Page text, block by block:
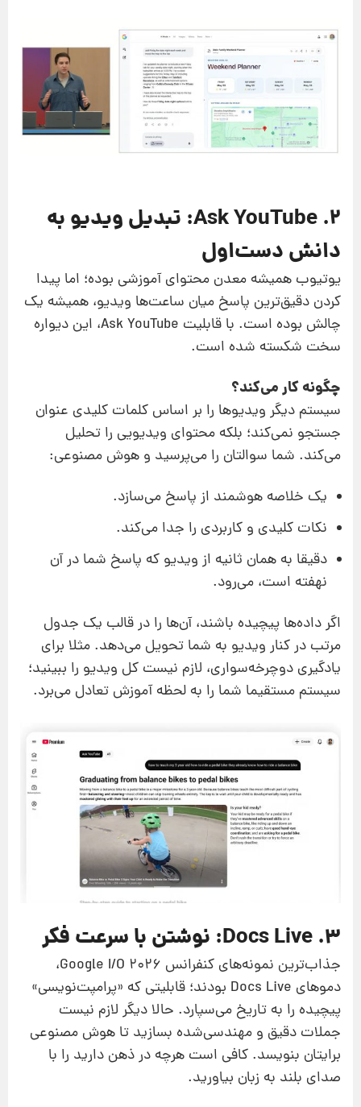
۲. Ask YouTube: تبدیل ویدیو به
دانش دست‌اول
یوتیوب همیشه معدن محتوای آموزشی بوده؛ اما پیدا
کردن دقیق‌ترین پاسخ میان ساعت‌ها ویدیو، همیشه یک
چالش بوده است. با قابلیت Ask YouTube، این دیواره‌
سخت شکسته شده است.
چگونه کار می‌کند؟
سیستم دیگر ویدیوها را بر اساس کلمات کلیدی عنوان
جستجو نمی‌کند؛ بلکه محتوای ویدیویی را تحلیل
می‌کند. شما سوالتان را می‌پرسید و هوش مصنوعی:
یک خلاصه‌ هوشمند از پاسخ می‌سازد.
نکات کلیدی و کاربردی را جدا می‌کند.
دقیقا به همان ثانیه‌ از ویدیو که پاسخ شما در آن
نهفته است، می‌رود.
اگر داده‌ها پیچیده باشند، آن‌ها را در قالب یک جدول
مرتب در کنار ویدیو به شما تحویل می‌دهد. مثلا برای
یادگیری دوچرخه‌سواری، لازم نیست کل ویدیو را ببینید؛
سیستم مستقیما شما را به لحظه‌ آموزش تعادل می‌برد.
۳. Docs Live: نوشتن با سرعت فکر
جذاب‌ترین نمونه‌های کنفرانس Google I/O 2026،
دموهای Docs Live بودند؛ قابلیتی که «پرامپت‌نویسی»
پیچیده را به تاریخ می‌سپارد. حالا دیگر لازم نیست
جملات دقیق و مهندسی‌شده بسازید تا هوش مصنوعی
برایتان بنویسد. کافی است هرچه در ذهن دارید را با
صدای بلند به زبان بیاورید.